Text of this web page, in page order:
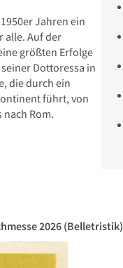
Jahren ein
alle. Auf der
größten Erfolge
Dottoressa in
die durch ein
führt, von
Rom.
2026 (Belletristik)